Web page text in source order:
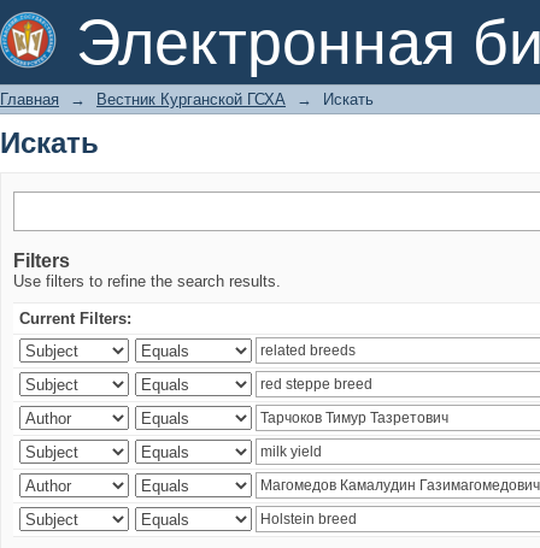
Электронная
Искать
Главная → Вестник Курганской ГСХА → Искать
Искать
Filters
Use filters to refine the search results.
Current Filters: